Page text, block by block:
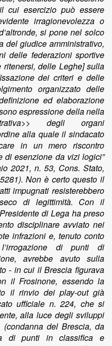
cui esercizio può essere
irragionevolezza o
si pone nel solco
del giudice amministrativo,
delle federazioni sportive
ritenersi, delle Leghe] sulla
dei criteri e delle
organizzato delle
ed elaborazione
espressione della nella
degli organi
alla quale il sindacato
in un mero riscontro
di esenzione da vizi logici”
2021, n. 53, Cons. Stato,
Non è certo questo il
impugnati resisterebbero
di legittimità. Con il
di Lega ha preso
disciplinare avviato nei
infrazioni e, tenuto conto
di punti di
avrebbe avuto sulla
- in cui il Brescia figurava
il Frosinone, essendo la
il rinvio dei play-out già
ufficiale n. 224, che si
alla luce degli sviluppi
del Brescia, da
di punti in classifica e